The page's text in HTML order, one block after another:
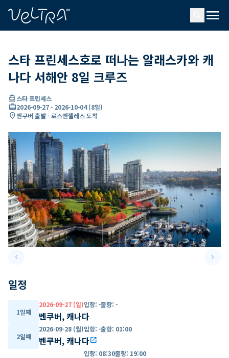
menu
스타 프린세스호로 떠나는 알래스카와 캐
나다 서해안 8일 크루즈
directions_boat스타 프린세스
card_travel2026-09-27- 2026-10-04(8일)
location_on벤쿠버 출발 - 로스앤젤레스 도착
keyboard_arrow_leftPrevious slide keyboard_arrow_right
일정
1일째
2026-09-27 (일)입항: -출항: -
벤쿠버, 캐나다
2일째
2026-09-28 (월)입항: -출항: 01:00
벤쿠버, 캐나다open_in_new
입항: 08:30출항: 19:00